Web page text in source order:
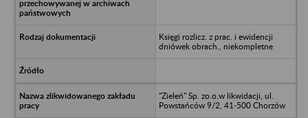
Księgi rozlicz. z prac. i ewidencji
dniówek obrach., niekompletne
"Zieleń" Sp. zo.o.w likwidacji, ul.
Powstańców 9/2, 41-500 Chorzów